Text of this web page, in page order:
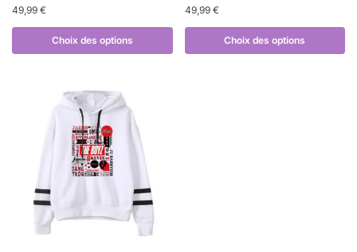
49,99 €
Choix des options
49,99 €
Choix des options